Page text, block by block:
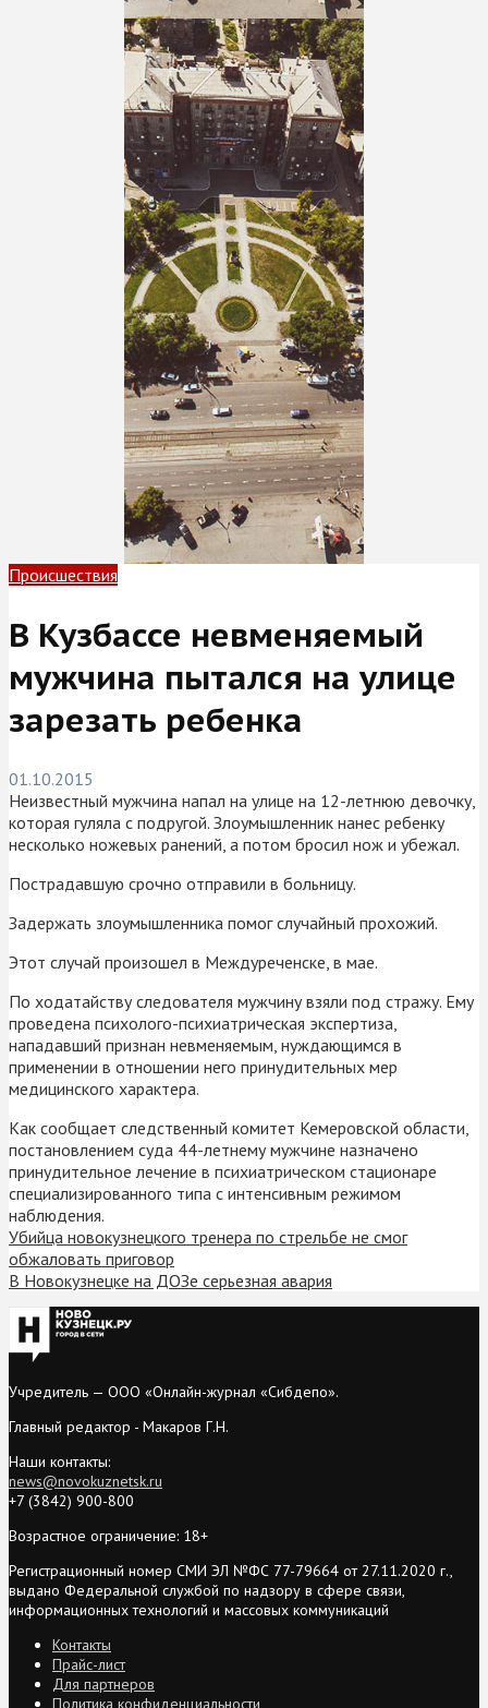
Происшествия
В Кузбассе невменяемый
мужчина пытался на улице
зарезать ребенка
01.10.2015
Неизвестный мужчина напал на улице на 12-летнюю девочку,
которая гуляла с подругой. Злоумышленник нанес ребенку
несколько ножевых ранений, а потом бросил нож и убежал.
Пострадавшую срочно отправили в больницу.
Задержать злоумышленника помог случайный прохожий.
Этот случай произошел в Междуреченске, в мае.
По ходатайству следователя мужчину взяли под стражу. Ему
проведена психолого-психиатрическая экспертиза,
нападавший признан невменяемым, нуждающимся в
применении в отношении него принудительных мер
медицинского характера.
Как сообщает следственный комитет Кемеровской области,
постановлением суда 44-летнему мужчине назначено
принудительное лечение в психиатрическом стационаре
специализированного типа с интенсивным режимом
наблюдения.
Убийца новокузнецкого тренера по стрельбе не смог
обжаловать приговор
В Новокузнецке на ДОЗе серьезная авария
Учредитель — ООО «Онлайн-журнал «Сибдепо».
Главный редактор - Макаров Г.Н.
Наши контакты:
news@novokuznetsk.ru
+7 (3842) 900-800
Возрастное ограничение: 18+
Регистрационный номер СМИ ЭЛ №ФС 77-79664 от 27.11.2020 г.,
выдано Федеральной службой по надзору в сфере связи,
информационных технологий и массовых коммуникаций
Контакты
Прайс-лист
Для партнеров
Политика конфиденциальности